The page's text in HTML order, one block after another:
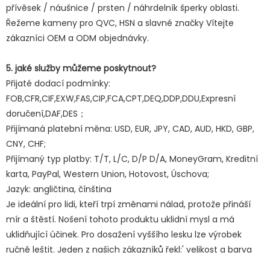
přívěsek / náušnice / prsten / náhrdelník šperky oblasti.
Řežeme kameny pro QVC, HSN a slavné značky Vítejte
zákazníci OEM a ODM objednávky.
5. jaké služby můžeme poskytnout?
Přijaté dodací podmínky:
FOB,CFR,CIF,EXW,FAS,CIP,FCA,CPT,DEQ,DDP,DDU,Expresní
doručení,DAF,DES；
Přijímaná platební měna: USD, EUR, JPY, CAD, AUD, HKD, GBP,
CNY, CHF;
Přijímaný typ platby: T/T, L/C, D/P D/A, MoneyGram, Kreditní
karta, PayPal, Western Union, Hotovost, Úschova;
Jazyk: angličtina, čínština
Je ideální pro lidi, kteří trpí změnami nálad, protože přináší
mír a štěstí. Nošení tohoto produktu uklidní mysl a má
uklidňující účinek. Pro dosažení vyššího lesku lze výrobek
ručně leštit. Jeden z našich zákazníků řekl:' velikost a barva